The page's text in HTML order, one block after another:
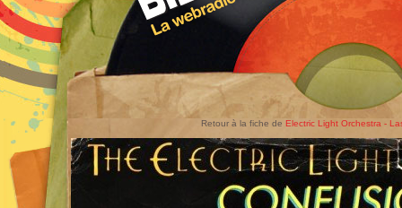
Retour à la fiche de Electric Light Orchestra -